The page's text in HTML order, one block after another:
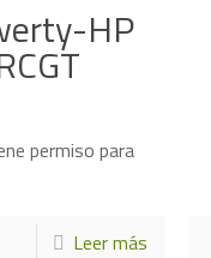
HP
permiso para
Leer más